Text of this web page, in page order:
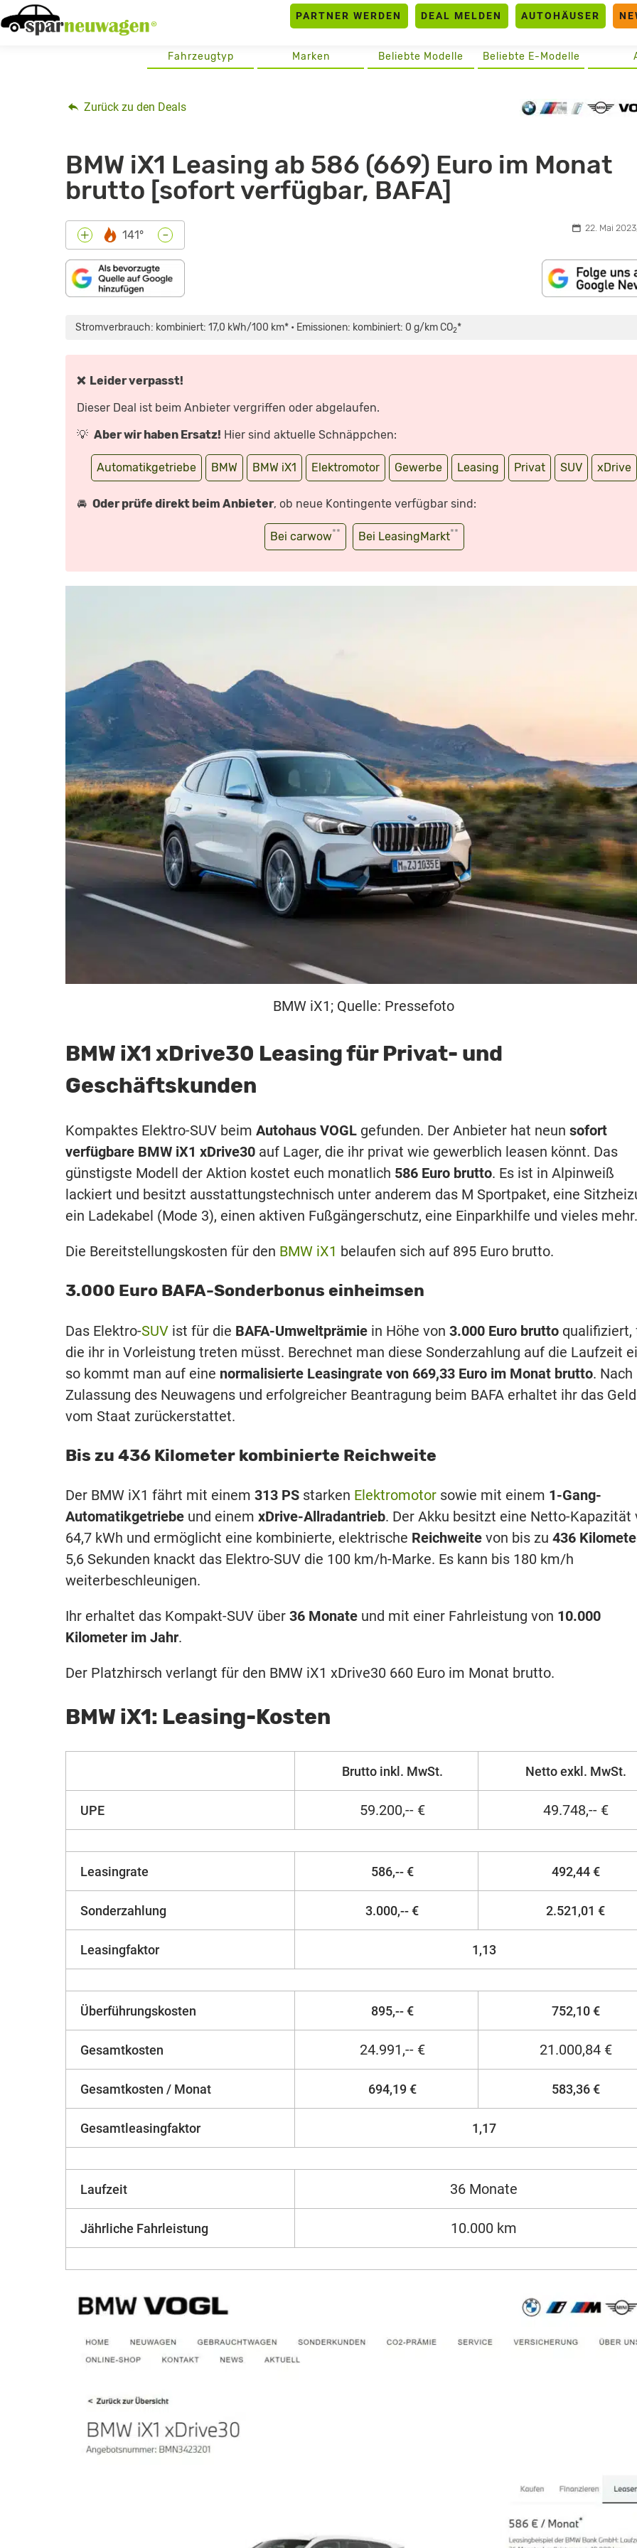
Skip
to
PARTNER WERDEN DEAL MELDEN AUTOHÄUSER
Beliebte E-Modelle
Beliebte Modelle
Marken
Fahrzeugtyp
Zurück zu den Deals
BMW iX1 Leasing ab 586 (669) Euro im Monat
brutto [sofort verfügbar, BAFA]
+ 141° - 22. Mai
Stromverbrauch: kombiniert: 17,0 kWh/100 km* • Emissionen: kombiniert: 0 g/km CO2*
❌ Leider verpasst!
Dieser Deal ist beim Anbieter vergriffen oder abgelaufen.
💡 Aber wir haben Ersatz! Hier sind aktuelle Schnäppchen:
Automatikgetriebe BMW BMW iX1 Elektromotor Gewerbe Leasing Privat SUV xDrive
🚘 Oder prüfe direkt beim Anbieter, ob neue Kontingente verfügbar sind:
Bei carwow** Bei LeasingMarkt**
BMW iX1; Quelle: Pressefoto
BMW iX1 xDrive30 Leasing für Privat- und
Geschäftskunden
Kompaktes Elektro-SUV beim Autohaus VOGL gefunden. Der Anbieter hat neun sofort
verfügbare BMW iX1 xDrive30 auf Lager, die ihr privat wie gewerblich leasen könnt. Das
günstigste Modell der Aktion kostet euch monatlich 586 Euro brutto. Es ist in Alpinweiß
lackiert und besitzt ausstattungstechnisch unter anderem das M Sportpaket, eine
ein Ladekabel (Mode 3), einen aktiven Fußgängerschutz, eine Einparkhilfe und vieles mehr.
Die Bereitstellungskosten für den BMW iX1 belaufen sich auf 895 Euro brutto.
3.000 Euro BAFA-Sonderbonus einheimsen
Das Elektro-SUV ist für die BAFA-Umweltprämie in Höhe von 3.000 Euro brutto qualifiziert,
die ihr in Vorleistung treten müsst. Berechnet man diese Sonderzahlung auf die Laufzeit
so kommt man auf eine normalisierte Leasingrate von 669,33 Euro im Monat brutto. Nach
Zulassung des Neuwagens und erfolgreicher Beantragung beim BAFA erhaltet ihr das Geld
vom Staat zurückerstattet.
Bis zu 436 Kilometer kombinierte Reichweite
Der BMW iX1 fährt mit einem 313 PS starken Elektromotor sowie mit einem 1-Gang-
Automatikgetriebe und einem xDrive-Allradantrieb. Der Akku besitzt eine Netto-Kapazität
64,7 kWh und ermöglicht eine kombinierte, elektrische Reichweite von bis zu 436
5,6 Sekunden knackt das Elektro-SUV die 100 km/h-Marke. Es kann bis 180 km/h
weiterbeschleunigen.
Ihr erhaltet das Kompakt-SUV über 36 Monate und mit einer Fahrleistung von 10.000
Kilometer im Jahr.
Der Platzhirsch verlangt für den BMW iX1 xDrive30 660 Euro im Monat brutto.
BMW iX1: Leasing-Kosten
Brutto inkl. MwSt. Netto exkl. MwSt.
UPE 59.200,-- € 49.748,-- €
Leasingrate 586,-- € 492,44 €
Sonderzahlung 3.000,-- € 2.521,01 €
Leasingfaktor 1,13
Überführungskosten 895,-- € 752,10 €
Gesamtkosten 24.991,-- € 21.000,84 €
Gesamtkosten / Monat 694,19 € 583,36 €
Gesamtleasingfaktor 1,17
Laufzeit 36 Monate
Jährliche Fahrleistung 10.000 km
(2022)
X1:
DIE
PETERMANN“
ANZEIGEN